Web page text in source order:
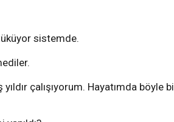
sistemde.
çalışıyorum. Hayatımda